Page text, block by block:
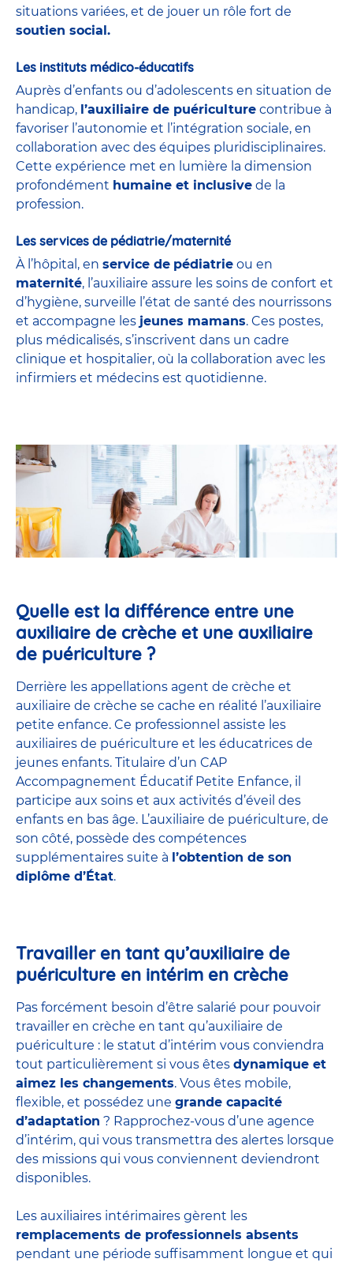
situations variées, et de jouer un rôle fort de
soutien social.
Les instituts médico-éducatifs
Auprès d’enfants ou d’adolescents en situation de
handicap, l’auxiliaire de puériculture contribue à
favoriser l’autonomie et l’intégration sociale, en
collaboration avec des équipes pluridisciplinaires.
Cette expérience met en lumière la dimension
profondément humaine et inclusive de la
profession.
Les services de pédiatrie/maternité
À l’hôpital, en service de pédiatrie ou en
maternité, l’auxiliaire assure les soins de confort et
d’hygiène, surveille l’état de santé des nourrissons
et accompagne les jeunes mamans. Ces postes,
plus médicalisés, s’inscrivent dans un cadre
clinique et hospitalier, où la collaboration avec les
infirmiers et médecins est quotidienne.
Quelle est la différence entre une
auxiliaire de crèche et une auxiliaire
de puériculture ?
Derrière les appellations agent de crèche et
auxiliaire de crèche se cache en réalité l’auxiliaire
petite enfance. Ce professionnel assiste les
auxiliaires de puériculture et les éducatrices de
jeunes enfants. Titulaire d’un CAP
Accompagnement Éducatif Petite Enfance, il
participe aux soins et aux activités d’éveil des
enfants en bas âge. L’auxiliaire de puériculture, de
son côté, possède des compétences
supplémentaires suite à l’obtention de son
diplôme d’État.
Travailler en tant qu’auxiliaire de
puériculture en intérim en crèche
Pas forcément besoin d’être salarié pour pouvoir
travailler en crèche en tant qu’auxiliaire de
puériculture : le statut d’intérim vous conviendra
tout particulièrement si vous êtes dynamique et
aimez les changements. Vous êtes mobile,
flexible, et possédez une grande capacité
d’adaptation ? Rapprochez-vous d’une agence
d’intérim, qui vous transmettra des alertes lorsque
des missions qui vous conviennent deviendront
disponibles.
Les auxiliaires intérimaires gèrent les
remplacements de professionnels absents
pendant une période suffisamment longue et qui